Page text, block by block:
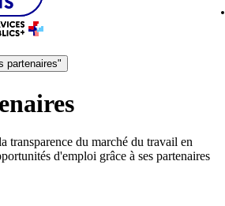
partenaires"
transparence du marché du travail en
d'emploi grâce à ses partenaires